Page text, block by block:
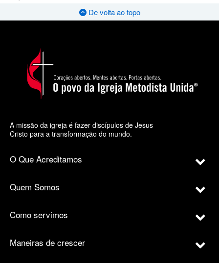
De volta ao topo
A missão da igreja é fazer discípulos de Jesus
Cristo para a transformação do mundo.
O Que Acreditamos
Quem Somos
Como servimos
Maneiras de crescer